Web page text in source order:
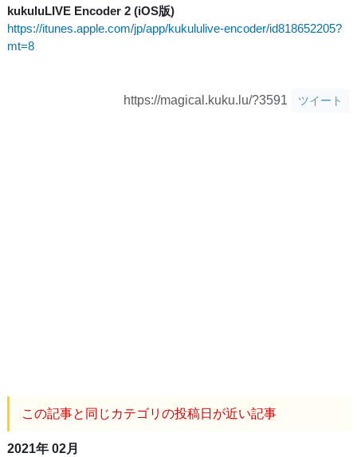
kukuluLIVE Encoder 2 (iOS版)
https://itunes.apple.com/jp/app/kukululive-encoder/id818652205?
mt=8
https://magical.kuku.lu/?3591 ツイート
この記事と同じカテゴリの投稿日が近い記事
2021年 02月